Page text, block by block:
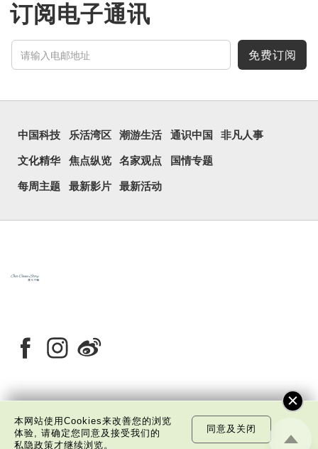
订阅电子通讯
免费订阅
中国科技 乐活湾区 潮游生活 通识中国 非凡人事
文化精华 焦点纵览 名家观点 国情专题
每周主题 最新影片 最新活动
私隐政策声明 免责声明
©2026 中国文化研究院有限公司版权所有
本网站使用Cookies来改善您的浏览
体验, 请确定您同意及接受我们的
私隐政策才继续浏览。
同意及关闭